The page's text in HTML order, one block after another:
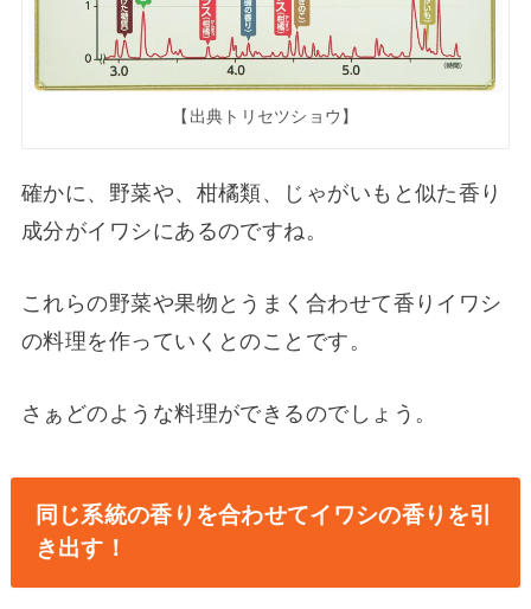
【出典トリセツショウ】
確かに、野菜や、柑橘類、じゃがいもと似た香り
成分がイワシにあるのですね。
これらの野菜や果物とうまく合わせて香りイワシ
の料理を作っていくとのことです。
さぁどのような料理ができるのでしょう。
同じ系統の香りを合わせてイワシの香りを引
き出す！